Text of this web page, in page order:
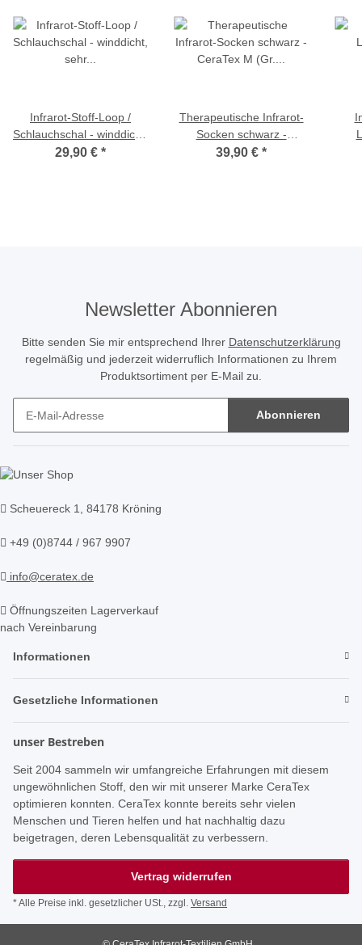
Infrarot-Stoff-Loop /
Schlauchschal - winddicht,
sehr dünn, elastisch
29,90 € *
Therapeutische Infrarot-
Socken schwarz -
CeraTex M (Gr. 40-43)
39,90 € *
Newsletter Abonnieren
Bitte senden Sie mir entsprechend Ihrer Datenschutzerklärung
regelmäßig und jederzeit widerruflich Informationen zu Ihrem
Produktsortiment per E-Mail zu.
Abonnieren
Scheuereck 1, 84178 Kröning
+49 (0)8744 / 967 9907
info@ceratex.de
Öffnungszeiten Lagerverkauf
nach Vereinbarung
Informationen
Gesetzliche Informationen
unser Bestreben
Seit 2004 sammeln wir umfangreiche Erfahrungen mit diesem
ungewöhnlichen Stoff, den wir mit unserer Marke CeraTex
optimieren konnten. CeraTex konnte bereits sehr vielen
Menschen und Tieren helfen und hat nachhaltig dazu
beigetragen, deren Lebensqualität zu verbessern.
Vertrag widerrufen
* Alle Preise inkl. gesetzlicher USt., zzgl. Versand